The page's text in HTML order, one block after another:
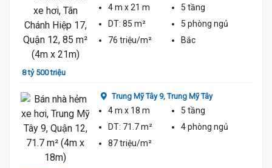
8 tỷ 500 triệu
4 m x 21 m
5 tầng
DT: 85 m² 5 phòng ngủ
76 triệu/m²
Bắc
Trung Mỹ Tây 9,Trung Mỹ Tây
4 m x 18 m
5 tầng
DT: 71.7 m² 4 phòng ngủ
87 triệu/m²